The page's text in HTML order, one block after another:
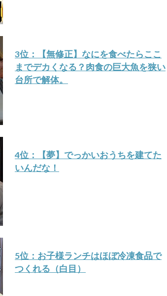
3位：【無修正】なにを食べたらここ
までデカくなる？肉食の巨大魚を狭い
台所で解体。
4位：【夢】でっかいおうちを建てた
いんだな！
5位：お子様ランチはほぼ冷凍食品で
つくれる（白目）